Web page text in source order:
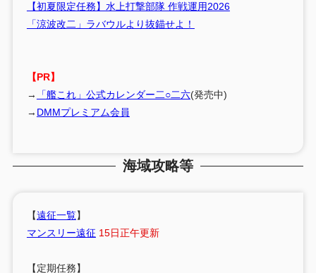
【初夏限定任務】水上打撃部隊 作戦運用2026
「涼波改二」ラバウルより抜錨せよ！
【PR】
→
「艦これ」公式カレンダー二○二六(発売中)
→ DMMプレミアム会員
海域攻略等
【遠征一覧】
マンスリー遠征 15日正午更新
【定期任務】